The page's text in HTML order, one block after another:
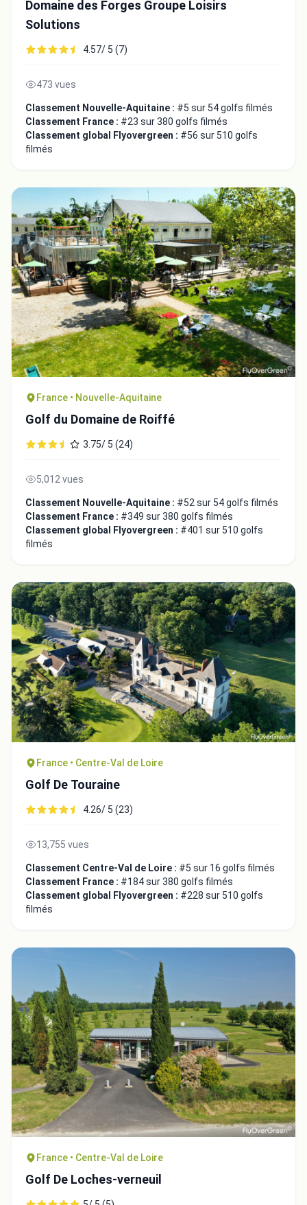
Domaine des Forges Groupe Loisirs
Solutions
4.57/ 5 (7)
473 vues
Classement Nouvelle-Aquitaine : #5 sur 54 golfs filmés
Classement France : #23 sur 380 golfs filmés
Classement global Flyovergreen : #56 sur 510 golfs
filmés
France • Nouvelle-Aquitaine
Golf du Domaine de Roiffé
3.75/ 5 (24)
5,012 vues
Classement Nouvelle-Aquitaine : #52 sur 54 golfs filmés
Classement France : #349 sur 380 golfs filmés
Classement global Flyovergreen : #401 sur 510 golfs
filmés
France • Centre-Val de Loire
Golf De Touraine
4.26/ 5 (23)
13,755 vues
Classement Centre-Val de Loire : #5 sur 16 golfs filmés
Classement France : #184 sur 380 golfs filmés
Classement global Flyovergreen : #228 sur 510 golfs
filmés
France • Centre-Val de Loire
Golf De Loches-verneuil
Fermer